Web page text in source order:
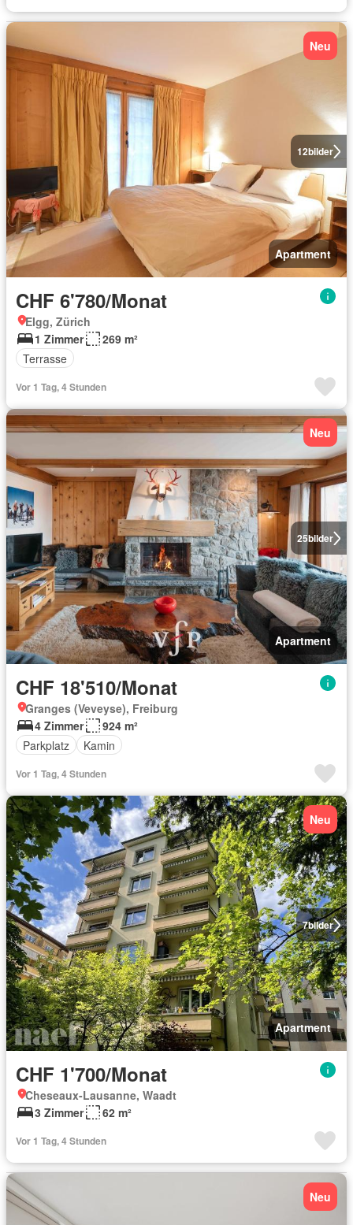
12bilder
Neu
Apartment
CHF 6'780/Monat
Elgg, Zürich
1 Zimmer
269 m²
Terrasse
Vor 1 Tag, 4 Stunden
25bilder
Neu
Apartment
CHF 18'510/Monat
Granges (Veveyse), Freiburg
4 Zimmer
924 m²
Parkplatz
Kamin
Vor 1 Tag, 4 Stunden
7bilder
Neu
Apartment
CHF 1'700/Monat
Cheseaux-Lausanne, Waadt
3 Zimmer
62 m²
Vor 1 Tag, 4 Stunden
Neu